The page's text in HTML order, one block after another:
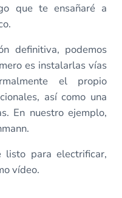
que te ensañaré a
definitiva, podemos
es instalarlas vías
el propio
así como una
En nuestro ejemplo,
listo para electrificar,
vídeo.